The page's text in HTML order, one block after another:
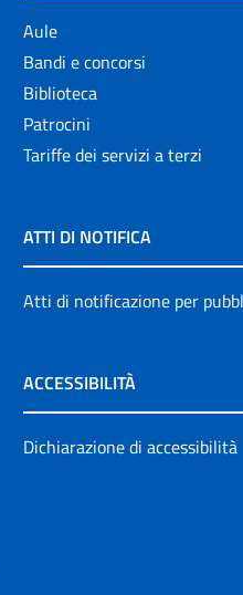
Aule
Bandi e concorsi
Biblioteca
Patrocini
Tariffe dei servizi a terzi
ATTI DI NOTIFICA
Atti di notificazione per
ACCESSIBILITÀ
Dichiarazione di accessibilità